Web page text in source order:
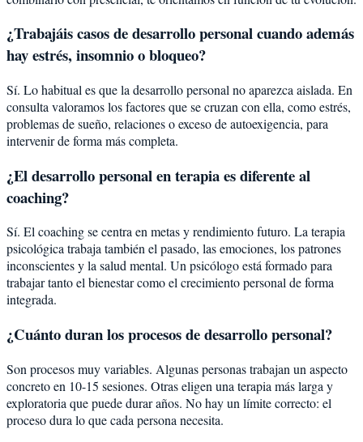
¿Trabajáis casos de desarrollo personal cuando además
hay estrés, insomnio o bloqueo?
Sí. Lo habitual es que la desarrollo personal no aparezca aislada. En
consulta valoramos los factores que se cruzan con ella, como estrés,
problemas de sueño, relaciones o exceso de autoexigencia, para
intervenir de forma más completa.
¿El desarrollo personal en terapia es diferente al
coaching?
Sí. El coaching se centra en metas y rendimiento futuro. La terapia
psicológica trabaja también el pasado, las emociones, los patrones
inconscientes y la salud mental. Un psicólogo está formado para
trabajar tanto el bienestar como el crecimiento personal de forma
integrada.
¿Cuánto duran los procesos de desarrollo personal?
Son procesos muy variables. Algunas personas trabajan un aspecto
concreto en 10-15 sesiones. Otras eligen una terapia más larga y
exploratoria que puede durar años. No hay un límite correcto: el
proceso dura lo que cada persona necesita.